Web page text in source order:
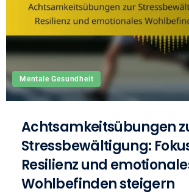
Mentale Gesundheit
Achtsamkeitsübungen
Stressbewältigung:
Resilienz und
Wohlbefinden steigern